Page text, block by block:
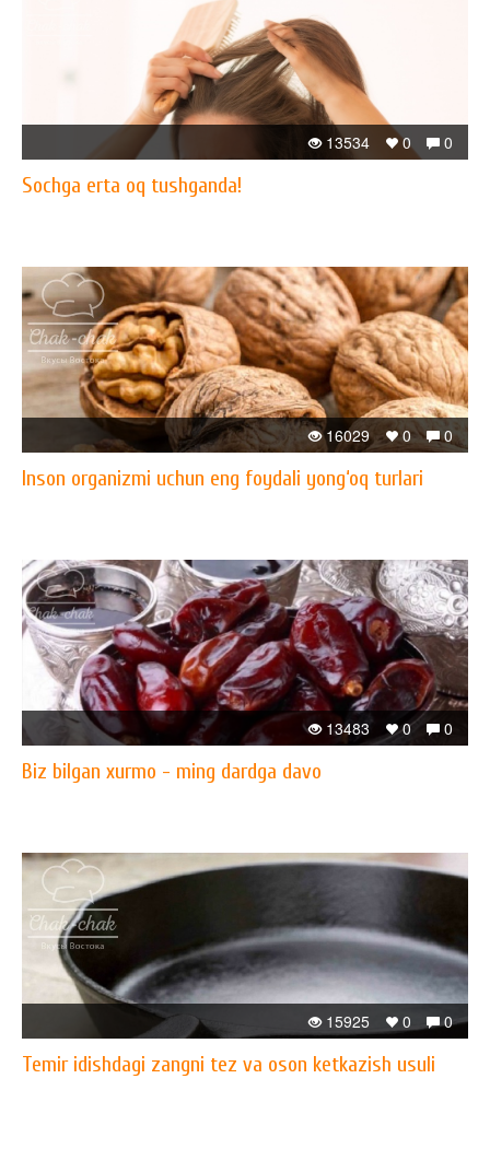
0
0
13534
Sochga erta oq tushganda!
0
0
16029
Inson organizmi uchun eng foydali yong‘oq turlari
0
0
13483
Biz bilgan xurmo - ming dardga davo
0
0
15925
Temir idishdagi zangni tez va oson ketkazish usuli